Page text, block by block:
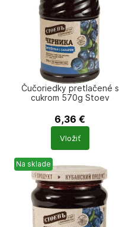
Čučoriedky pretlačené s
cukrom 570g Stoev
6,36 €
Počet
produktů
Vložiť
Na sklade